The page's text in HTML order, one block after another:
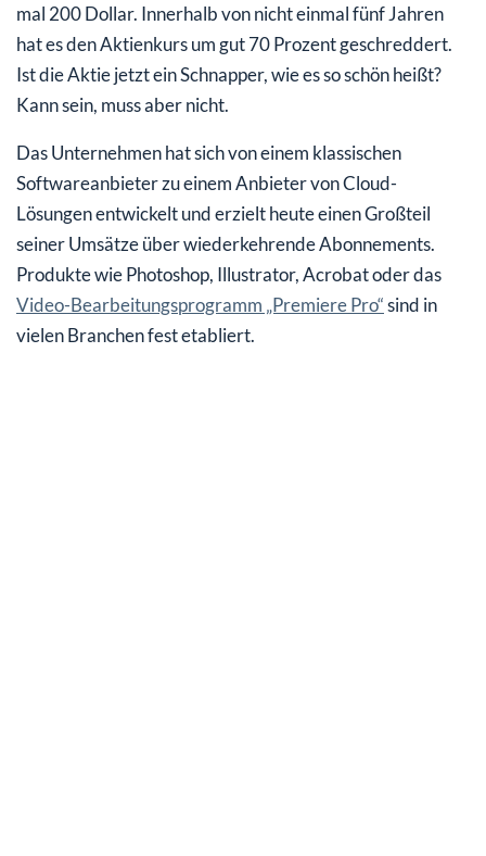
Gewinnschätzungen sprechen für steigende Erträge
Risiken – trotz Semrush-Übernahme
Adobe Aktie jetzt kaufen?
mal 200 Dollar. Innerhalb von nicht einmal fünf Jahren
hat es den Aktienkurs um gut 70 Prozent geschreddert.
Ist die Aktie jetzt ein Schnapper, wie es so schön heißt?
Kann sein, muss aber nicht.
Das Unternehmen hat sich von einem klassischen
Softwareanbieter zu einem Anbieter von Cloud-
Lösungen entwickelt und erzielt heute einen Großteil
seiner Umsätze über wiederkehrende Abonnements.
Produkte wie Photoshop, Illustrator, Acrobat oder das
Video-Bearbeitungsprogramm „Premiere Pro“sind in
vielen Branchen fest etabliert.